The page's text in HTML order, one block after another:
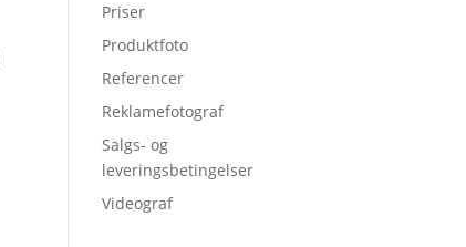
Priser
Produktfoto
Referencer
Reklamefotograf
Salgs- og
leveringsbetingelser
Videograf